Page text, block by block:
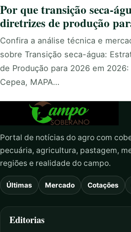
Por que transição seca-
diretrizes de produção
Confira a análise técnica e
sobre Transição seca-água:
de Produção para 2026 em
Cepea, MAPA…
Portal de notícias do agro com
pecuária, agricultura, pastagem,
regiões e realidade do campo.
Últimas Mercado Cotações
Editorias